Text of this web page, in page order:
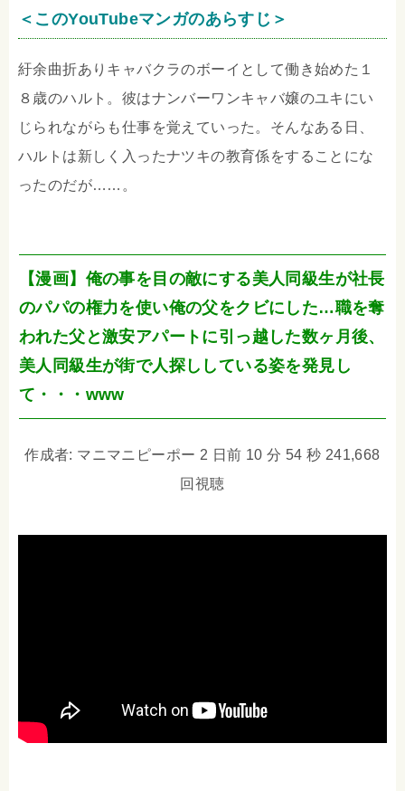
＜このYouTubeマンガのあらすじ＞
紆余曲折ありキャバクラのボーイとして働き始めた１
８歳のハルト。彼はナンバーワンキャバ嬢のユキにい
じられながらも仕事を覚えていった。そんなある日、
ハルトは新しく入ったナツキの教育係をすることにな
ったのだが……。
【漫画】俺の事を目の敵にする美人同級生が社長
のパパの権力を使い俺の父をクビにした…職を奪
われた父と激安アパートに引っ越した数ヶ月後、
美人同級生が街で人探ししている姿を発見し
て・・・www
作成者: マニマニピーポー 2 日前 10 分 54 秒 241,668
回視聴